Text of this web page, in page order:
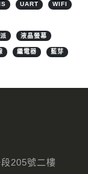
UART WIFI
液晶螢幕
繼電器 藍芽
205號二樓